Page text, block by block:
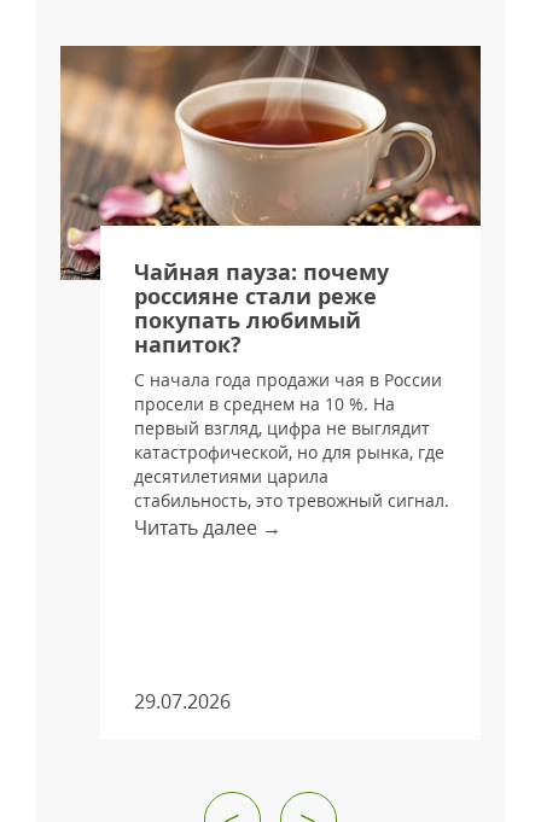
Чайная пауза: почему
россияне стали реже
покупать любимый
напиток?
С начала года продажи чая в России
просели в среднем на 10 %. На
первый взгляд, цифра не выглядит
катастрофической, но для рынка, где
десятилетиями царила
стабильность, это тревожный сигнал.
Читать далее →
29.07.2026